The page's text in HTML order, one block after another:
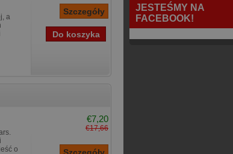
a
o
€7,20
€17,66
JESTEŚMY NA
FACEBOOK!